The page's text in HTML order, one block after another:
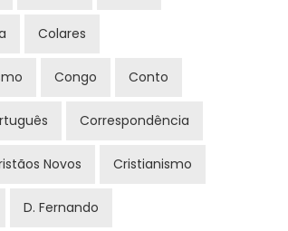
Colares
Congo Conto
Correspondência
Novos Cristianismo
D. Fernando